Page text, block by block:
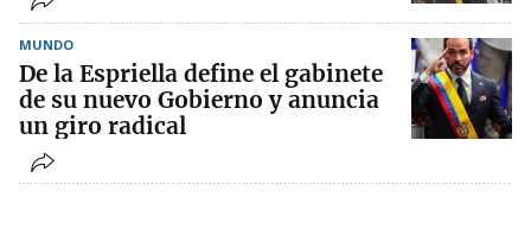
MUNDO
De la Espriella define el gabinete
de su nuevo Gobierno y anuncia
un giro radical